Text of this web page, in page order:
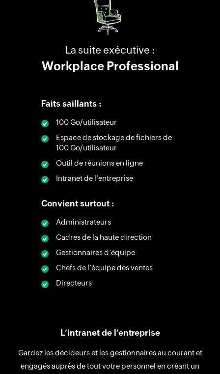
La suite exécutive :
Workplace Professional
Faits saillants :
100 Go/utilisateur
Espace de stockage de fichiers de
100 Go/utilisateur
Outil de réunions en ligne
Intranet de l’entreprise
Convient surtout :
Administrateurs
Cadres de la haute direction
Gestionnaires d’équipe
Chefs de l’équipe des ventes
Directeurs
L’intranet de l’entreprise
Gardez les décideurs et les gestionnaires au courant et
engagés auprès de tout votre personnel en créant un